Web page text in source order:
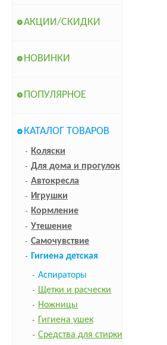
АКЦИИ/СКИДКИ
НОВИНКИ
ПОПУЛЯРНОЕ
КАТАЛОГ ТОВАРОВ
Коляски
Для дома и прогулок
Автокресла
Игрушки
Кормление
Утешение
Самочувствие
Гигиена детская
Аспираторы
Щетки и расчески
Ножницы
Гигиена ушек
Средства для стирки